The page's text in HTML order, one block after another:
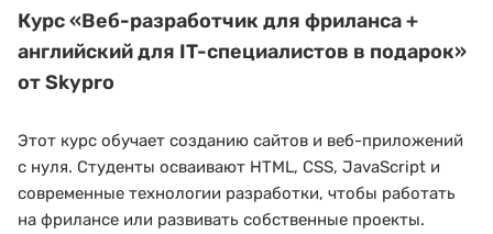
Курс«Веб-разработчик для фриланса +
английский для IT-специалистов в подарок»
от Skypro
Этот курс обучает созданию сайтов и веб-приложений
с нуля. Студенты осваивают HTML, CSS, JavaScript и
современные технологии разработки, чтобы работать
на фрилансе или развивать собственные проекты.